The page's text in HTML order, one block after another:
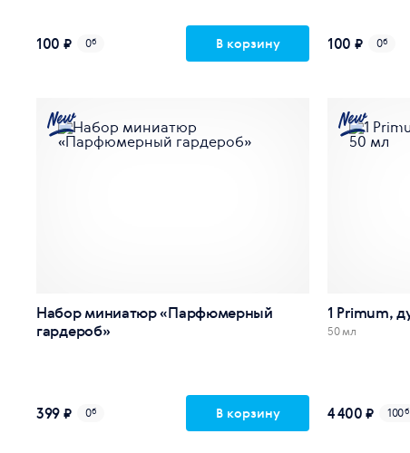
100 ₽ 0б В корзину 100 ₽ 0б
Набор миниатюр «Парфюмерный
гардероб»
399 ₽ 0б В корзину
1 Primum,
50 мл
4 400 ₽ 100б